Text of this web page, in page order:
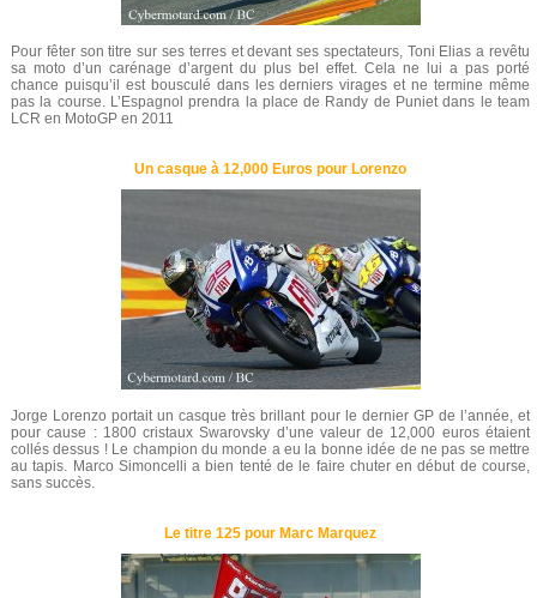
Pour fêter son titre sur ses terres et devant ses spectateurs, Toni Elias a revêtu
sa moto d’un carénage d’argent du plus bel effet. Cela ne lui a pas porté
chance puisqu’il est bousculé dans les derniers virages et ne termine même
pas la course. L’Espagnol prendra la place de Randy de Puniet dans le team
LCR en MotoGP en 2011
Un casque à 12,000 Euros pour Lorenzo
Jorge Lorenzo portait un casque très brillant pour le dernier GP de l’année, et
pour cause : 1800 cristaux Swarovsky d’une valeur de 12,000 euros étaient
collés dessus ! Le champion du monde a eu la bonne idée de ne pas se mettre
au tapis. Marco Simoncelli a bien tenté de le faire chuter en début de course,
sans succès.
Le titre 125 pour Marc Marquez